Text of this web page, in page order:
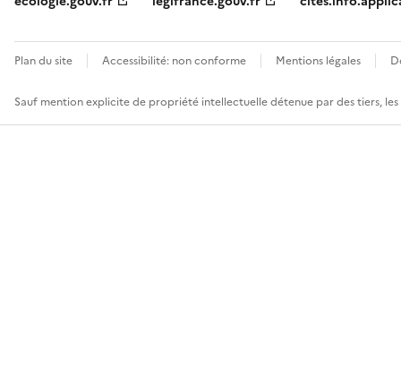
Plan du site Accessibilité: non conforme Mentions légales
Sauf mention explicite de propriété intellectuelle détenue par des tiers,